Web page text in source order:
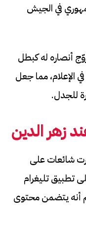
في الجيش
أنصاره له كبطل
الإعلام، مما جعل
للجدل.
زهر الدين
من يونيو 2025، انتشرت شائعات على
تطبيق تليغرام
أنه يتضمن محتوى